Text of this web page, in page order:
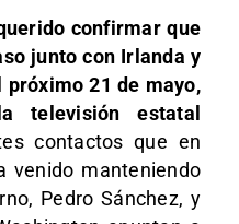
confirmar que
junto con Irlanda y
próximo 21 de mayo,
televisión estatal
contactos que en
venido manteniendo
Pedro Sánchez, y